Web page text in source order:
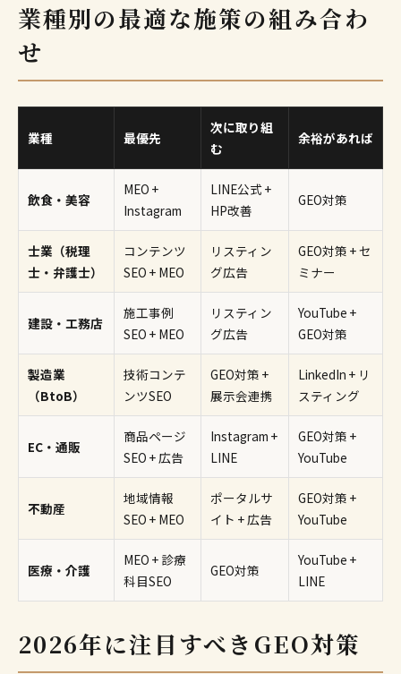
業種別の最適な施策の組み合わ
せ
業種 最優先
次に取り組
む
余裕があれば
飲食・美容
MEO +
Instagram
LINE公式 +
HP改善
GEO対策
士業（税理
士・弁護士）
コンテンツ
SEO + MEO
リスティン
グ広告
GEO対策 + セ
ミナー
建設・工務店
施工事例
SEO + MEO
リスティン
グ広告
YouTube +
GEO対策
製造業
（BtoB）
技術コンテ
ンツSEO
GEO対策 +
展示会連携
LinkedIn + リ
スティング
EC・通販
商品ページ
SEO + 広告
Instagram +
LINE
GEO対策 +
YouTube
不動産
地域情報
SEO + MEO
ポータルサ
イト + 広告
GEO対策 +
YouTube
医療・介護
MEO + 診療
科目SEO
GEO対策
YouTube +
LINE
2026年に注目すべきGEO対策